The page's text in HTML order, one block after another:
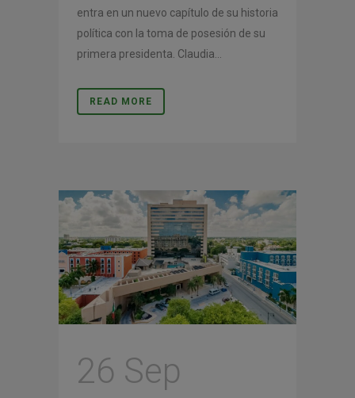
entra en un nuevo capítulo de su historia
política con la toma de posesión de su
primera presidenta. Claudia...
READ MORE
26 Sep